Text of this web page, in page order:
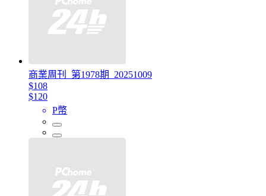
商業周刊_第1978期_20251009
$108
$120
P幣